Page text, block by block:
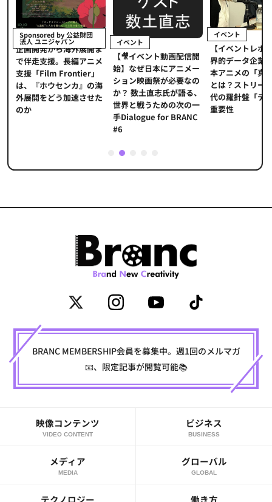
Sponsored by 公益財団
法人 ユニジャパン
企画開発から海外展開ま
で伴走支援。長編アニメ
支援「Film Frontier」
は、『ホウセンカ』の海
外展開をどう加速させた
のか
イベント
【🎥イベント動画配信開
始】なぜ日本にアニメー
ション映画祭が必要なの
か？ 数土直志氏が語る、
世界と戦うための次の一
手Dialogue for BRANC
#6
イベント
【イベントレポ
界的データ企業
本アニメの「真
とは？ストリー
代の羅針盤「デ
重要性
2
BRANC MEMBERSHIP会員を募集中。週1回のメルマガ
📧、限定記事が閲覧可能📚
映像コンテンツ
VIDEO CONTENT
ビジネス
BUSINESS
メディア
MEDIA
グローバル
GLOBAL
テクノロジー 働き方